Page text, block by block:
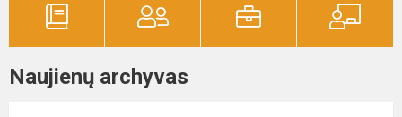
Naujienų archyvas